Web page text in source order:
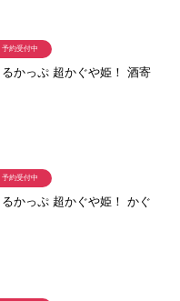
るかっぷ 超かぐや姫！ 酒寄
予約受付中
るかっぷ 超かぐや姫！ かぐ
予約受付中